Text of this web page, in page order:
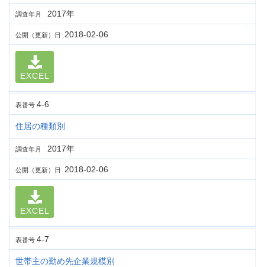
調査年月 2017年
公開（更新）日 2018-02-06
EXCEL
表番号 4-6
住居の種類別
調査年月 2017年
公開（更新）日 2018-02-06
EXCEL
表番号 4-7
世帯主の勤め先企業規模別